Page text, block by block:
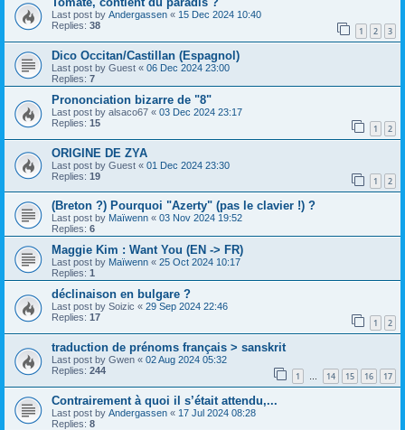
Last post by Andergassen « 15 Dec 2024 10:40
Replies: 38 1 2 3
Dico Occitan/Castillan (Espagnol)
Last post by Guest « 06 Dec 2024 23:00
Replies: 7
Prononciation bizarre de "8"
Last post by alsaco67 « 03 Dec 2024 23:17
Replies: 15 1 2
ORIGINE DE ZYA
Last post by Guest « 01 Dec 2024 23:30
Replies: 19 1 2
(Breton ?) Pourquoi "Azerty" (pas le clavier !) ?
Last post by Maïwenn « 03 Nov 2024 19:52
Replies: 6
Maggie Kim : Want You (EN -> FR)
Last post by Maïwenn « 25 Oct 2024 10:17
Replies: 1
déclinaison en bulgare ?
Last post by Soizic « 29 Sep 2024 22:46
Replies: 17 1 2
traduction de prénoms français > sanskrit
Last post by Gwen « 02 Aug 2024 05:32
Replies: 244 1 … 14 15 16 17
Contrairement à quoi il s’était attendu,...
Last post by Andergassen « 17 Jul 2024 08:28
Replies: 8